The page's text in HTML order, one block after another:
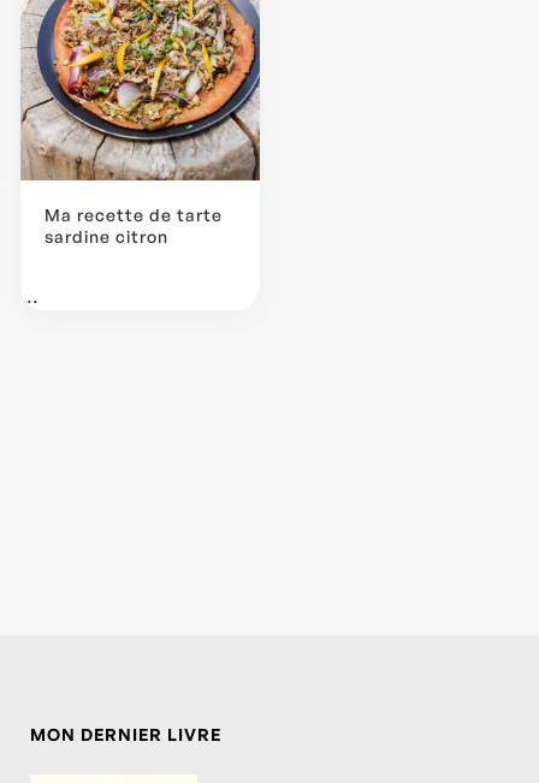
Ma recette de tarte
sardine citron
...
MON DERNIER LIVRE